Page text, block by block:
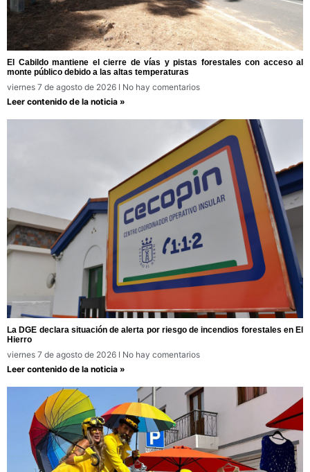
El Cabildo mantiene el cierre de vías y pistas forestales con acceso al
monte público debido a las altas temperaturas
viernes 7 de agosto de 2026
No hay comentarios
Leer contenido de la noticia »
La DGE declara situación de alerta por riesgo de incendios forestales en El
Hierro
viernes 7 de agosto de 2026
No hay comentarios
Leer contenido de la noticia »